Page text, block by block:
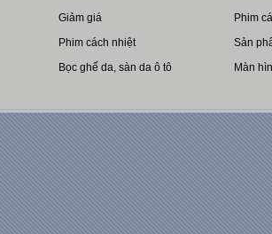
Giảm giá
Phim cách nhiệt
Bọc ghế da, sàn da ô tô
Phim
Sản
Màn